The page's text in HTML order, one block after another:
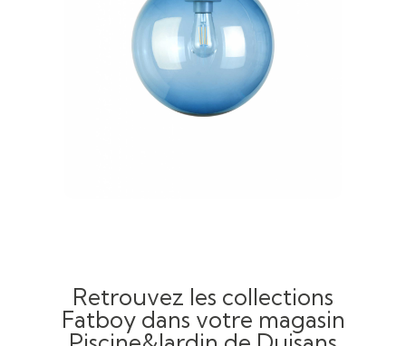
Retrouvez les collections
Fatboy dans votre magasin